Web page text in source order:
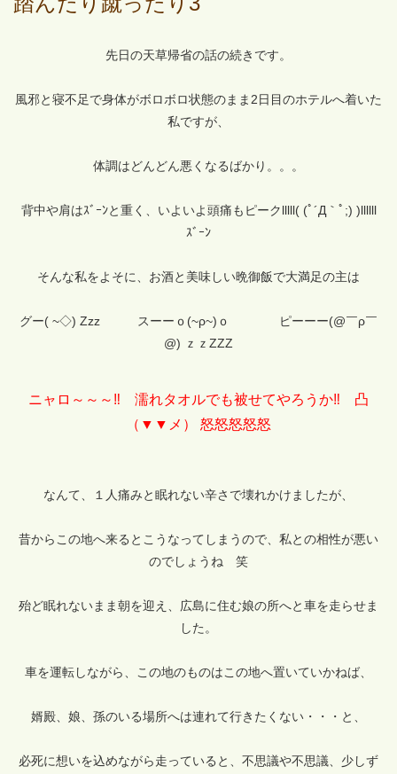
先日の天草帰省の話の続きです。
風邪と寝不足で身体がボロボロ状態のまま2日目のホテルへ着いた
私ですが、
体調はどんどん悪くなるばかり。。。
背中や肩はｽﾞｰﾝと重く、いよいよ頭痛もピークlllll( (ﾟ´Д｀ﾟ;) )llllll
ｽﾞｰﾝ
そんな私をよそに、お酒と美味しい晩御飯で大満足の主は
グー( ~◇) Zzz スーーｏ(~ρ~)ｏ ピーーー(@￣ρ￣
@) ｚｚZZZ
ニャロ～～～‼ 濡れタオルでも被せてやろうか‼ 凸
（▼▼メ） 怒怒怒怒怒
なんて、１人痛みと眠れない辛さで壊れかけましたが、
昔からこの地へ来るとこうなってしまうので、私との相性が悪い
のでしょうね 笑
殆ど眠れないまま朝を迎え、広島に住む娘の所へと車を走らせま
した。
車を運転しながら、この地のものはこの地へ置いていかねば、
婿殿、娘、孫のいる場所へは連れて行きたくない・・・と、
必死に想いを込めながら走っていると、不思議や不思議、少しず